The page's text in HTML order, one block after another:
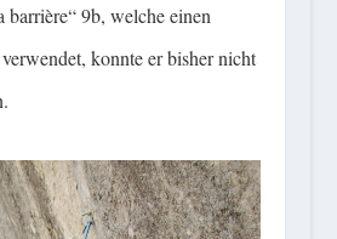
barrière“ 9b, welche einen
konnte er bisher nicht